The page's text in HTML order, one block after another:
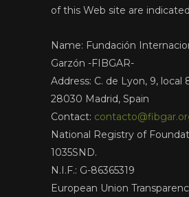
of this Web site are
Name: Fundación
Garzón -FIBGAR-
Address: C. de Lyon, 9, local
28030 Madrid, Spain
Contact:
National Registry of
1035SND.
N.I.F.: G-86365319
European Union